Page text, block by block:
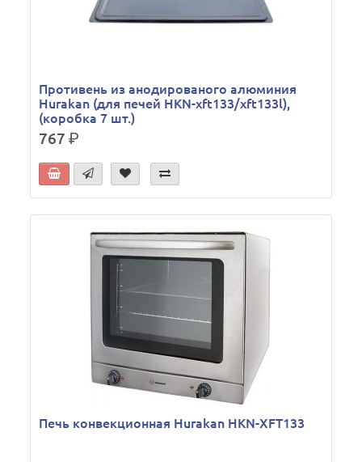
Противень из анодированого алюминия
Hurakan (для печей HKN-xft133/xft133l),
(коробка 7 шт.)
767р.
Печь конвекционная Hurakan HKN-XFT133